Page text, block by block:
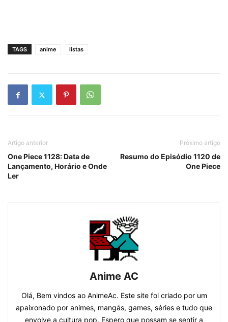
TAGS anime listas
Artigo anterior
One Piece 1128: Data de
Lançamento, Horário e Onde
Ler
Próximo artigo
Resumo do Episódio 1120 de
One Piece
Anime AC
Olá, Bem vindos ao AnimeAc. Este site foi criado por um
apaixonado por animes, mangás, games, séries e tudo que
envolve a cultura pop. Espero que possam se sentir a